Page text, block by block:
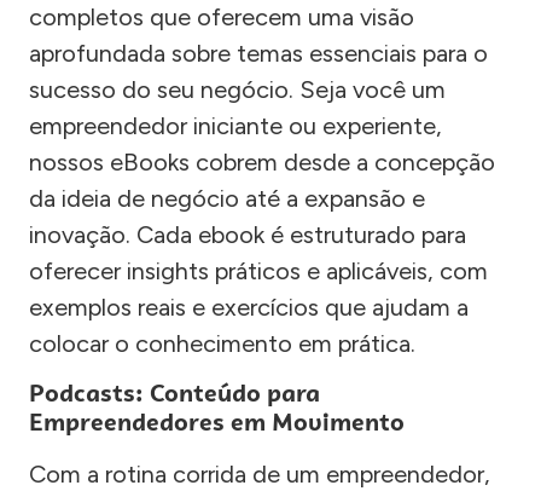
completos que oferecem uma visão
aprofundada sobre temas essenciais para o
sucesso do seu negócio. Seja você um
empreendedor iniciante ou experiente,
nossos eBooks cobrem desde a concepção
da ideia de negócio até a expansão e
inovação. Cada ebook é estruturado para
oferecer insights práticos e aplicáveis, com
exemplos reais e exercícios que ajudam a
colocar o conhecimento em prática.
Podcasts: Conteúdo para
Empreendedores em Movimento
Com a rotina corrida de um empreendedor,